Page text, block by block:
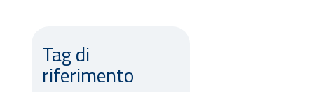
Tag di
riferimento